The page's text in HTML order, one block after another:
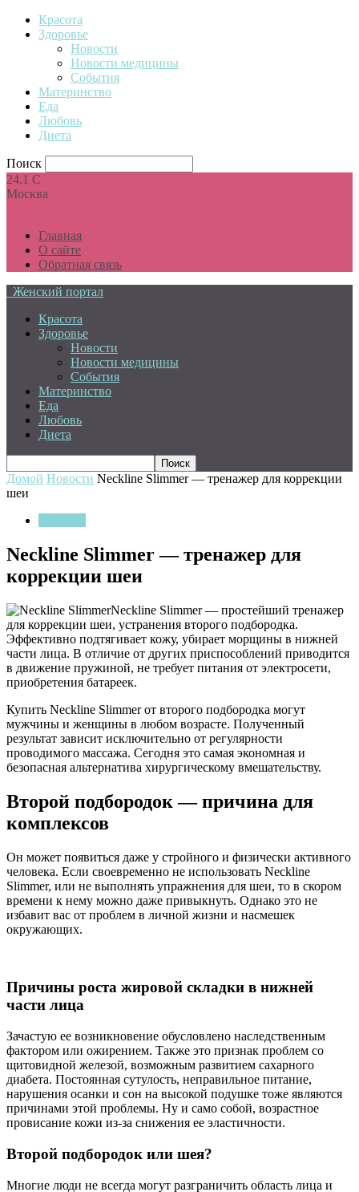
Красота
Здоровье
Новости
Новости медицины
События
Материнство
Еда
Любовь
Диета
Поиск
24.1 C
Москва
Главная
О сайте
Обратная связь
Женский портал
Красота
Здоровье
Новости
Новости медицины
События
Материнство
Еда
Любовь
Диета
Домой Новости Neckline Slimmer — тренажер для коррекции
шеи
Neckline Slimmer — тренажер для
коррекции шеи
Neckline Slimmer — простейший тренажер
для коррекции шеи, устранения второго подбородка.
Эффективно подтягивает кожу, убирает морщины в нижней
части лица. В отличие от других приспособлений приводится
в движение пружиной, не требует питания от электросети,
приобретения батареек.
Купить Neckline Slimmer от второго подбородка могут
мужчины и женщины в любом возрасте. Полученный
результат зависит исключительно от регулярности
проводимого массажа. Сегодня это самая экономная и
безопасная альтернатива хирургическому вмешательству.
Второй подбородок — причина для
комплексов
Он может появиться даже у стройного и физически активного
человека. Если своевременно не использовать Neckline
Slimmer, или не выполнять упражнения для шеи, то в скором
времени к нему можно даже привыкнуть. Однако это не
избавит вас от проблем в личной жизни и насмешек
окружающих.
Причины роста жировой складки в нижней
части лица
Зачастую ее возникновение обусловлено наследственным
фактором или ожирением. Также это признак проблем со
щитовидной железой, возможным развитием сахарного
диабета. Постоянная сутулость, неправильное питание,
нарушения осанки и сон на высокой подушке тоже являются
причинами этой проблемы. Ну и само собой, возрастное
провисание кожи из-за снижения ее эластичности.
Второй подбородок или шея?
Многие люди не всегда могут разграничить область лица и